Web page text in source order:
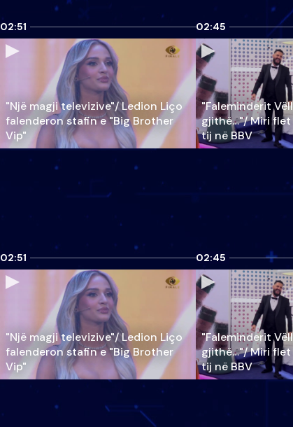
02:51
"Një magji televizive"/ Ledion Liço
falenderon stafin e "Big Brother
Vip"
02:45
"Faleminderit
gjithë…"/ Miri
tij në BBV
02:51
"Një magji televizive"/ Ledion Liço
falenderon stafin e "Big Brother
Vip"
02:45
"Faleminderit
gjithë…"/ Miri
tij në BBV